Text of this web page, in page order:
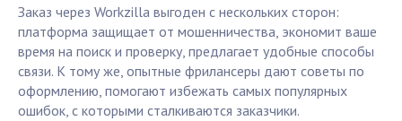
Заказ через Workzilla выгоден с нескольких сторон:
платформа защищает от мошенничества, экономит ваше
время на поиск и проверку, предлагает удобные способы
связи. К тому же, опытные фрилансеры дают советы по
оформлению, помогают избежать самых популярных
ошибок, с которыми сталкиваются заказчики.